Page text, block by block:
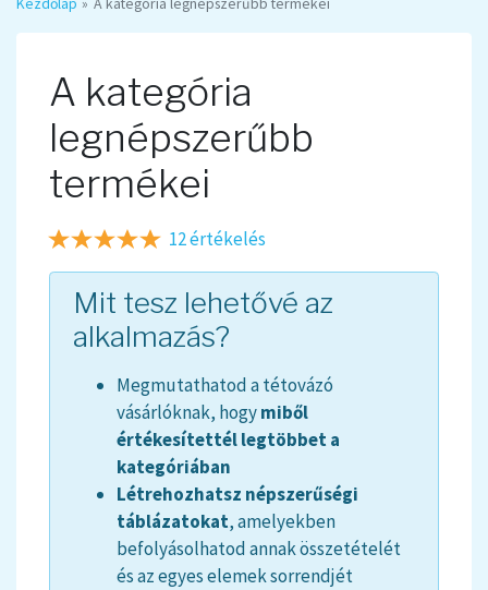
A kategória
legnépszerűbb
termékei
12 értékelés
Mit tesz lehetővé az
alkalmazás?
Megmutathatod a tétovázó
vásárlóknak, hogymiből
értékesítettél legtöbbet a
kategóriában
Létrehozhatsz népszerűségi
táblázatokat, amelyekben
befolyásolhatod annak összetételét
és az egyes elemek sorrendjét